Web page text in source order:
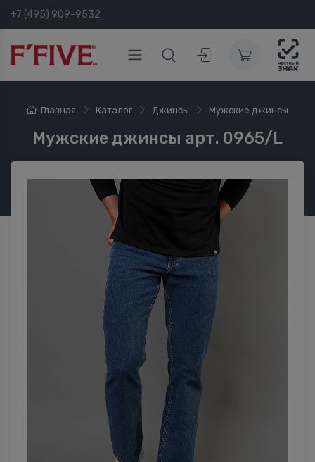
+7 (495) 909-9532
Главная Каталог Джинсы Мужские джинсы
Мужские джинсы арт. 0965/L